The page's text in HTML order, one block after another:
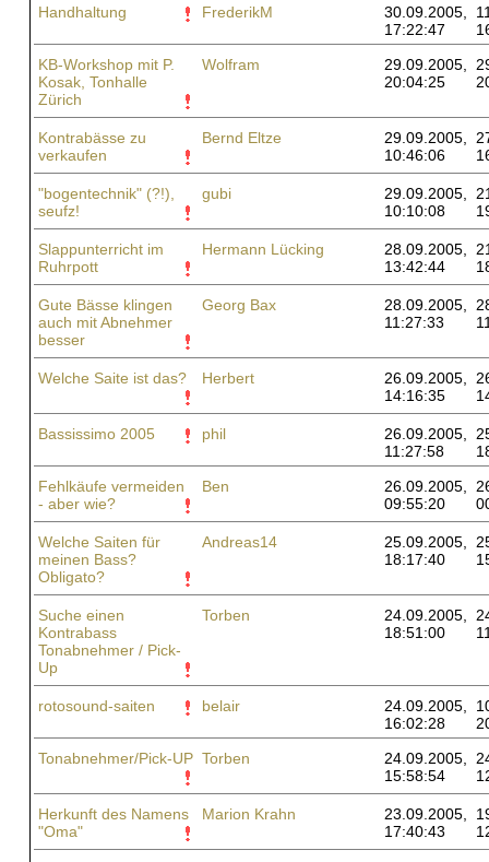
Handhaltung FrederikM
30.09.2005,
17:22:47
KB-Workshop mit P.
Kosak, Tonhalle
Zürich
Wolfram
29.09.2005,
20:04:25
Kontrabässe zu
verkaufen
Bernd Eltze
29.09.2005,
10:46:06
"bogentechnik" (?!),
seufz!
gubi
29.09.2005,
10:10:08
Slappunterricht im
Ruhrpott
Hermann Lücking
28.09.2005,
13:42:44
Gute Bässe klingen
auch mit Abnehmer
besser
Georg Bax
28.09.2005,
11:27:33
Welche Saite ist das? Herbert
26.09.2005,
14:16:35
Bassissimo 2005 phil
26.09.2005,
11:27:58
Fehlkäufe vermeiden
- aber wie?
Ben
26.09.2005,
09:55:20
Welche Saiten für
meinen Bass?
Obligato?
Andreas14
25.09.2005,
18:17:40
Suche einen
Kontrabass
Tonabnehmer / Pick-
Up
Torben
24.09.2005,
18:51:00
rotosound-saiten belair
24.09.2005,
16:02:28
Tonabnehmer/Pick-UP Torben
24.09.2005,
15:58:54
Herkunft des Namens
"Oma"
Marion Krahn
23.09.2005,
17:40:43